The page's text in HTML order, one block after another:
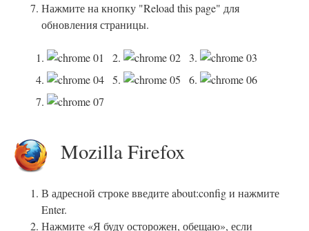
Нажмите на кнопку "Reload this page" для
обновления страницы.
1. 2.
3.
4.
5.
6.
7.
Mozilla Firefox
В адресной строке введите about:config и нажмите
Enter.
Нажмите «Я буду осторожен, обещаю», если